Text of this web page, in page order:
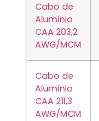
Cabo de
Alumínio
CAA 203,2
AWG/MCM
Cabo de
Alumínio
CAA 211,3
AWG/MCM